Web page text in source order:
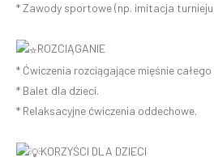
* Zawody sportowe (np. imitacja
ROZCIĄGANIE
* Ćwiczenia rozciągające mięśnie całego
* Balet dla dzieci.
* Relaksacyjne ćwiczenia oddechowe.
KORZYŚCI DLA DZIECI